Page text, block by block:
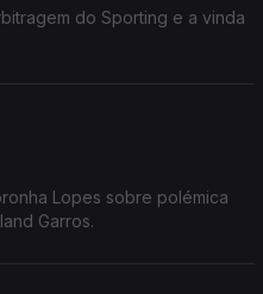
do Sporting e a vinda
Lopes sobre polémica
Garros.